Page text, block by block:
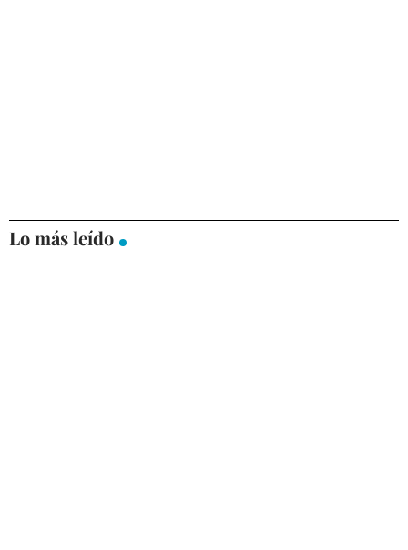
Lo más leído